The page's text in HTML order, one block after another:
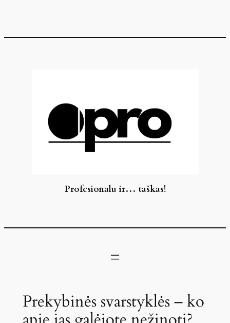
turinio
Profesionalu ir… taškas!
Prekybinės svarstyklės – ko